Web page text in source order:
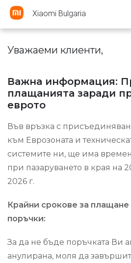
Xiaomi Bulgaria
Уважаеми клиенти,
Важна информация:
плащанията заради
еврото
Във връзка с
към Еврозоната и
системите ни, ще има
при пазаруването в края на
2026 г.
Крайни срокове за плащане
поръчки:
За да не бъде поръчката Ви
анулирана, моля да